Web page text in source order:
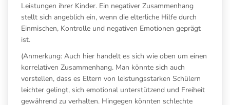
Leistungen ihrer Kinder. Ein negativer Zusammenhang
stellt sich angeblich ein, wenn die elterliche Hilfe durch
Einmischen, Kontrolle und negativen Emotionen geprägt
ist.
(Anmerkung: Auch hier handelt es sich wie oben um einen
korrelativen Zusammenhang. Man könnte sich auch
vorstellen, dass es Eltern von leistungsstarken Schülern
leichter gelingt, sich emotional unterstützend und Freiheit
gewährend zu verhalten. Hingegen könnten schlechte